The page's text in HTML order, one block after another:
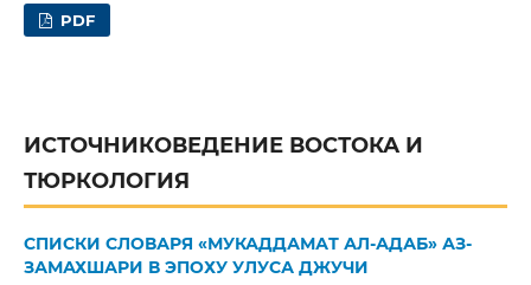
PDF
ИСТОЧНИКОВЕДЕНИЕ ВОСТОКА И
ТЮРКОЛОГИЯ
СПИСКИ СЛОВАРЯ «МУКАДДАМАТ АЛ-АДАБ» АЗ-
ЗАМАХШАРИ В ЭПОХУ УЛУСА ДЖУЧИ